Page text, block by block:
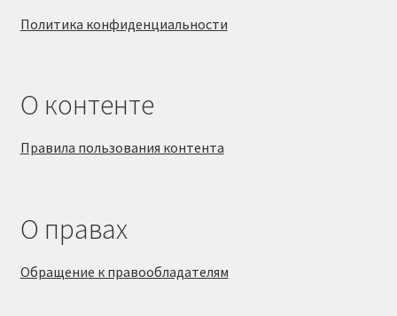
Политика конфиденциальности
О контенте
Правила пользования контента
О правах
Обращение к правообладателям